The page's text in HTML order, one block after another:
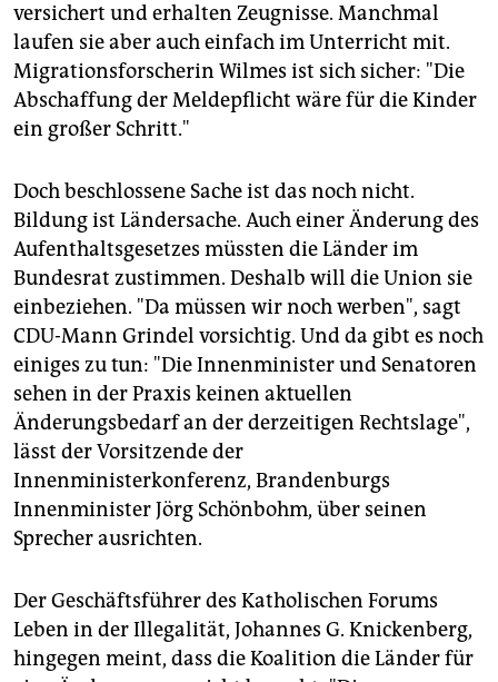
versichert und erhalten Zeugnisse. Manchmal
laufen sie aber auch einfach im Unterricht mit.
Migrationsforscherin Wilmes ist sich sicher: "Die
Abschaffung der Meldepflicht wäre für die Kinder
ein großer Schritt."
Doch beschlossene Sache ist das noch nicht.
Bildung ist Ländersache. Auch einer Änderung des
Aufenthaltsgesetzes müssten die Länder im
Bundesrat zustimmen. Deshalb will die Union sie
einbeziehen. "Da müssen wir noch werben", sagt
CDU-Mann Grindel vorsichtig. Und da gibt es noch
einiges zu tun: "Die Innenminister und Senatoren
sehen in der Praxis keinen aktuellen
Änderungsbedarf an der derzeitigen Rechtslage",
lässt der Vorsitzende der
Innenministerkonferenz, Brandenburgs
Innenminister Jörg Schönbohm, über seinen
Sprecher ausrichten.
Der Geschäftsführer des Katholischen Forums
Leben in der Illegalität, Johannes G. Knickenberg,
hingegen meint, dass die Koalition die Länder für